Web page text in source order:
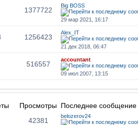
1377722
Big BOSS
29 мар 2021, 16:17
1256423
Alex_IT
21 дек 2018, 06:47
516557
accountant
09 июл 2007, 13:15
Просмотры Последнее сообщение
42381
belozerov24